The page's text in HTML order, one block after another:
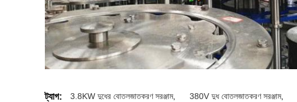
ট্যাগ: 3.8KW দুধের বোতলজাতকরণ সরঞ্জাম, 380V দুধ বোতলজাতকরণ সরঞ্জাম,